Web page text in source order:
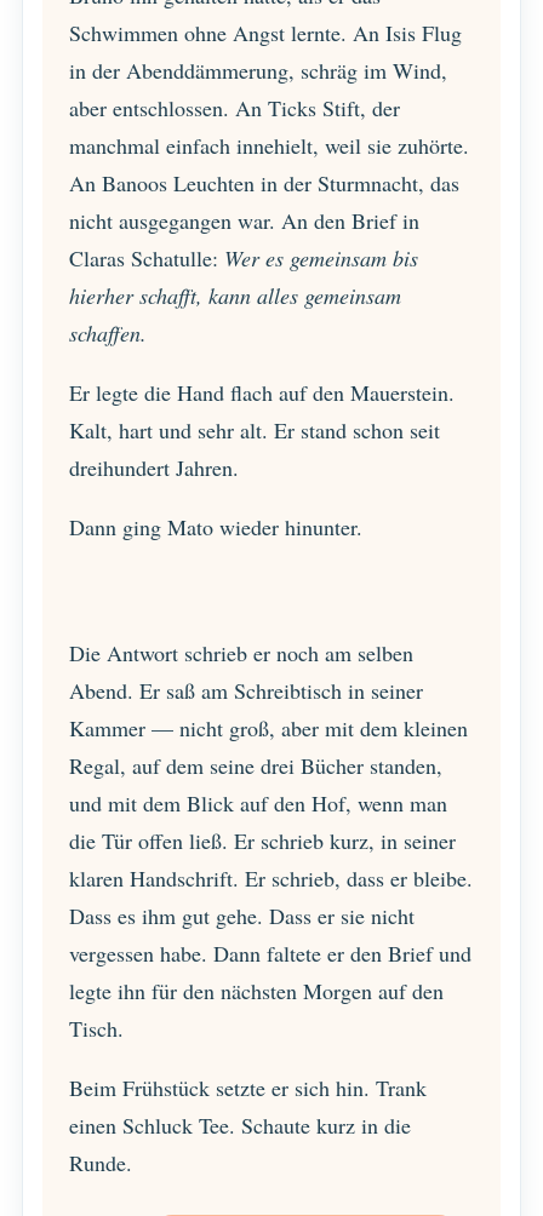
Schwimmen ohne Angst lernte. An Isis Flug
in der Abenddämmerung, schräg im Wind,
aber entschlossen. An Ticks Stift, der
manchmal einfach innehielt, weil sie zuhörte.
An Banoos Leuchten in der Sturmnacht, das
nicht ausgegangen war. An den Brief in
Claras Schatulle: Wer es gemeinsam bis
hierher schafft, kann alles gemeinsam
schaffen.
Er legte die Hand flach auf den Mauerstein.
Kalt, hart und sehr alt. Er stand schon seit
dreihundert Jahren.
Dann ging Mato wieder hinunter.
Die Antwort schrieb er noch am selben
Abend. Er saß am Schreibtisch in seiner
Kammer — nicht groß, aber mit dem kleinen
Regal, auf dem seine drei Bücher standen,
und mit dem Blick auf den Hof, wenn man
die Tür offen ließ. Er schrieb kurz, in seiner
klaren Handschrift. Er schrieb, dass er bleibe.
Dass es ihm gut gehe. Dass er sie nicht
vergessen habe. Dann faltete er den Brief und
legte ihn für den nächsten Morgen auf den
Tisch.
Beim Frühstück setzte er sich hin. Trank
einen Schluck Tee. Schaute kurz in die
Runde.